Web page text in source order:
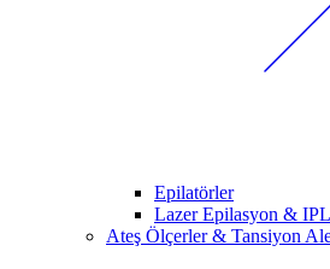
Epilatörler
Lazer Epilasyon & IPL
Ateş Ölçerler & Tansiyon